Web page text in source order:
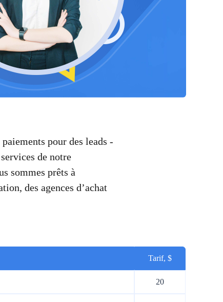
pour des leads -
de notre
sommes prêts à
des agences d’achat
Tarif, $
20